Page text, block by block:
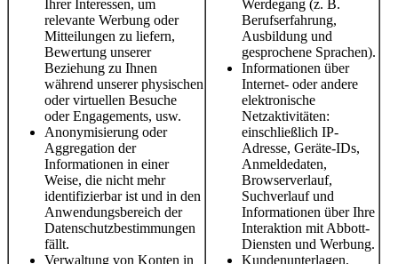
Ihrer Interessen, um
relevante Werbung oder
Mitteilungen zu liefern,
Bewertung unserer
Beziehung zu Ihnen
während unserer physischen
oder virtuellen Besuche
oder Engagements, usw.
Anonymisierung oder
Aggregation der
Informationen in einer
Weise, die nicht mehr
identifizierbar ist und in den
Anwendungsbereich der
Datenschutzbestimmungen
fällt.
Verwaltung von Konten in
Werdegang (z. B.
Berufserfahrung,
Ausbildung und
gesprochene Sprachen).
Informationen über
Internet- oder andere
elektronische
Netzaktivitäten:
einschließlich IP-
Adresse, Geräte-IDs,
Anmeldedaten,
Browserverlauf,
Suchverlauf und
Informationen über Ihre
Interaktion mit Abbott-
Diensten und Werbung.
Kundenunterlagen,